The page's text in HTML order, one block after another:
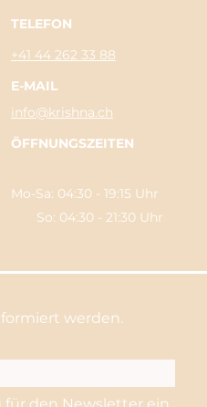
TELEFON
+41 44 262 33 88
E-MAIL
info@krishna.ch
ÖFFNUNGSZEITEN
Mo-Sa: 04:30 - 19:15 Uhr
So: 04:30 - 21:30 Uhr
werden.